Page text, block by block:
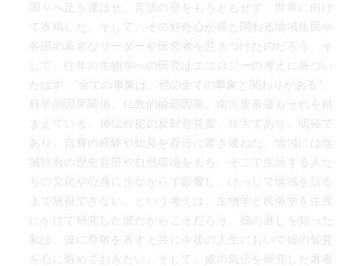
国々へ足を運ばせ、言語の壁をもろともせず、世界に向け
て寄稿した。そして、その好奇心が彼と関わる地域住民や
各国の著名なリーダーや研究者を惹きつけたのだろう。そ
して、往年の生物学への研究はエコロジーの考えに基づい
たはず。”全ての事象は、他の全ての事象と関わりがある”。
科学的因果関係、仏教的輪廻因果、南方曼荼羅もそれを踏
まえている。神仏合祀の反対意見書、壮大であり、明確で
あり、自身の経験や知見を存分に書き連ねた。地域には地
域特有の歴史背景や自然環境をもち、そこで生活する人た
ちの文化や心身に少なからず影響し、けっして地域を語る
上で無視できない。という考えは、生物学と民俗学を生涯
にかけて研究した彼だからこそだろう。彼の著しを知った
私は、彼に尊敬を表すと共に今後の人生において彼の知見
を心に留めておきたい。そして、彼の気伝を研究した著者